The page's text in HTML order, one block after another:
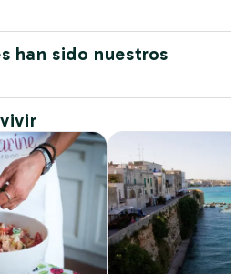
han sido nuestros